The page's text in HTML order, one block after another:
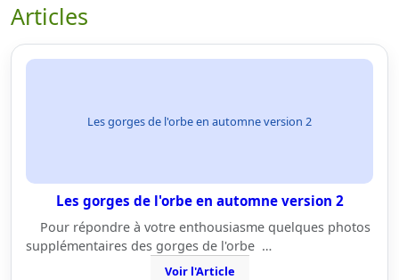
Articles
Les gorges de l'orbe en automne version 2
Les gorges de l'orbe en automne version 2
Pour répondre à votre enthousiasme quelques photos
supplémentaires des gorges de l'orbe …
Voir l'Article